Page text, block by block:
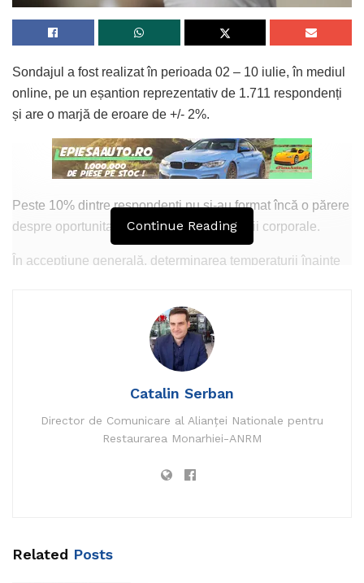
Sondajul a fost realizat în perioada 02 – 10 iulie, în mediul
online, pe un eșantion reprezentativ de 1.711 respondenți
și are o marjă de eroare de +/- 2%.
Peste 10% dintre respondenți nu și-au format încă o părere
despre oportunitatea măsurării temperaturii corporale.
În accepțiune generală, determinarea temperaturii înainte
răspândirea infecției cu noul coronavirus prin identificarea
persoanelor cu febră și posibil infectate. În prezent,
temperatura corpului este singurul semn care poate fi
verificat extern și ușor – un factor extrem de important,
având în vedere dificultățile de testare rapidă și masivă a
În ultimele 6 luni, piața locală de dispozitive de
mai multe tipuri de echipamente, potrivite atât pentru
Continue Reading
Catalin Serban
Director de Comunicare al Alianței Nationale pentru
Restaurarea Monarhiei-ANRM
Related Posts